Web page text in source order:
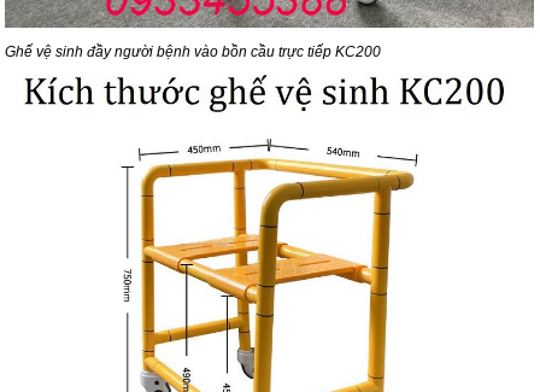
Ghế vệ sinh đầy người bệnh vào bồn cầu trực tiếp KC200